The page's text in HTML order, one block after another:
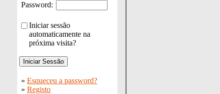
Password:
Iniciar sessão
automaticamente na
próxima visita?
» Esqueceu a password?
» Registo